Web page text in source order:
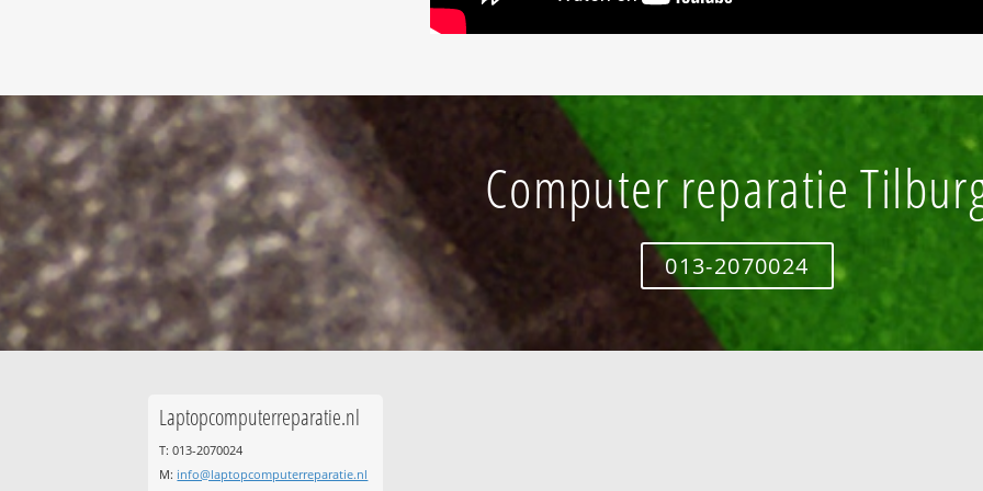
Computer reparatie
013-2070024
Laptopcomputerreparatie.nl
T: 013-2070024
M: info@laptopcomputerreparatie.nl